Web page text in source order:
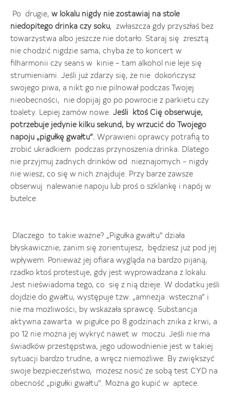
Po drugie, w lokalu nigdy nie zostawiaj na stole
niedopitego drinka czy soku, zwłaszcza gdy przyszłaś bez
towarzystwa albo jeszcze nie dotarło. Staraj się zresztą
nie chodzić nigdzie sama, chyba że to koncert w
filharmonii czy seans w kinie – tam alkohol nie leje się
strumieniami. Jeśli już zdarzy się, że nie dokończysz
swojego piwa, a nikt go nie pilnował podczas Twojej
nieobecności, nie dopijaj go po powrocie z parkietu czy
toalety. Lepiej zamów nowe. Jeśli ktoś Cię obserwuje,
potrzebuje jedynie kilku sekund, by wrzucić do Twojego
napoju „pigułkę gwałtu”. Wprawieni oprawcy potrafią to
zrobić ukradkiem podczas przynoszenia drinka. Dlatego
nie przyjmuj żadnych drinków od nieznajomych – nigdy
nie wiesz, co się w nich znajduje. Przy barze zawsze
obserwuj nalewanie napoju lub proś o szklankę i napój w
butelce.
Dlaczego to takie ważne? „Pigułka gwałtu” działa
błyskawicznie, zanim się zorientujesz, będziesz już pod jej
wpływem. Ponieważ jej ofiara wygląda na bardzo pijaną,
rzadko ktoś protestuje, gdy jest wyprowadzana z lokalu.
Jest nieświadoma tego, co się z nią dzieje. W dodatku jeśli
dojdzie do gwałtu, występuje tzw. „amnezja wsteczna” i
nie ma możliwości, by wskazała sprawcę. Substancja
aktywna zawarta w pigułce po 8 godzinach znika z krwi, a
po 12 nie można jej wykryć nawet w moczu. Jeśli nie ma
świadków przestępstwa, jego udowodnienie jest w takiej
sytuacji bardzo trudne, a wręcz niemożliwe. By zwiększyć
swoje bezpieczeństwo, możesz nosić ze sobą test CYD na
obecność „pigułki gwałtu”. Można go kupić w aptece.